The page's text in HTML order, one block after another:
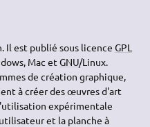
Il est publié sous licenceGPL
Mac etGNU/Linux.
de création graphique,
à créer des œuvres d'art
expérimentale
et la planche à